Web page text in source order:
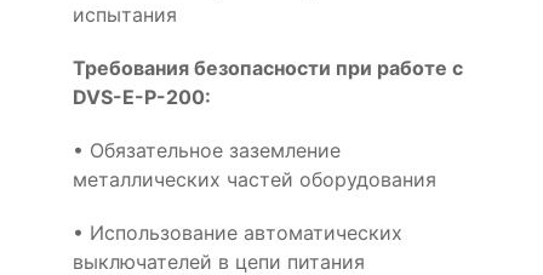
испытания
Требования безопасности при работе с
DVS-E-P-200:
• Обязательное заземление
металлических частей оборудования
• Использование автоматических
выключателей в цепи питания